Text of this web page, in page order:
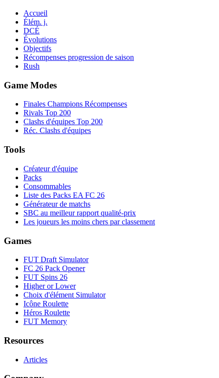
Accueil
Élém. j.
DCÉ
Évolutions
Objectifs
Récompenses progression de saison
Rush
Game Modes
Finales Champions Récompenses
Rivals Top 200
Clashs d'équipes Top 200
Réc. Clashs d'équipes
Tools
Créateur d'équipe
Packs
Consommables
Liste des Packs EA FC 26
Générateur de matchs
SBC au meilleur rapport qualité-prix
Les joueurs les moins chers par classement
Games
FUT Draft Simulator
FC 26 Pack Opener
FUT Spins 26
Higher or Lower
Choix d'élément Simulator
Icône Roulette
Héros Roulette
FUT Memory
Resources
Articles